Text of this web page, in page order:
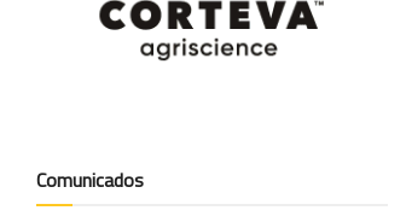
Comunicados